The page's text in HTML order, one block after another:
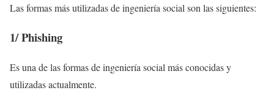
Las formas más utilizadas de ingeniería social son las siguientes:
1/Phishing
Es una de las formas de ingeniería social más conocidas y
utilizadas actualmente.